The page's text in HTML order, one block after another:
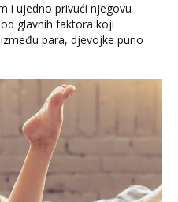
i ujedno privući njegovu
glavnih faktora koji
para, djevojke puno